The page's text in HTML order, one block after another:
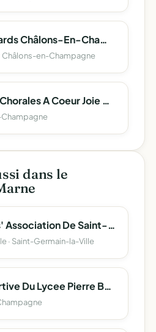
Le Clan Des Motards Châlons-En-Champagne 51
Châlons-en-Champagne
Association Des Chorales A Coeur Joie De Chalons-En-Champagne
Champagne
dans le
'Familles Rurales' Association De Saint-Germain-La-Ville
· Saint-Germain-la-Ville
Association Sportive Du Lycee Pierre Bayen De Chalons-En-Champagne